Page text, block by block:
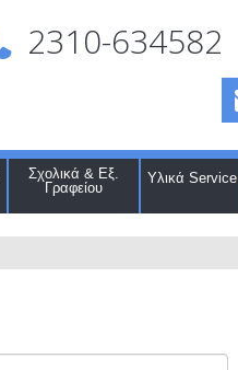
2310-634582
Σχολικά & Εξ.
Γραφείου
Υλικά Service